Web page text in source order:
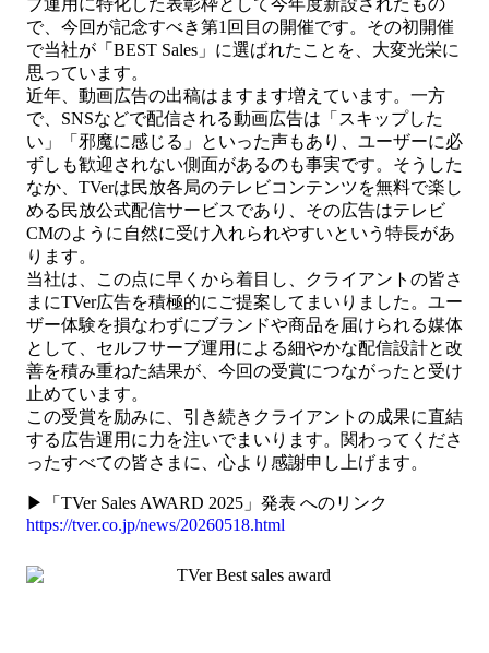
ブ運用に特化した表彰枠として今年度新設されたもの
で、今回が記念すべき第1回目の開催です。その初開催
で当社が「BEST Sales」に選ばれたことを、大変光栄に
思っています。
近年、動画広告の出稿はますます増えています。一方
で、SNSなどで配信される動画広告は「スキップした
い」「邪魔に感じる」といった声もあり、ユーザーに必
ずしも歓迎されない側面があるのも事実です。そうした
なか、TVerは民放各局のテレビコンテンツを無料で楽し
める民放公式配信サービスであり、その広告はテレビ
CMのように自然に受け入れられやすいという特長があ
ります。
当社は、この点に早くから着目し、クライアントの皆さ
まにTVer広告を積極的にご提案してまいりました。ユー
ザー体験を損なわずにブランドや商品を届けられる媒体
として、セルフサーブ運用による細やかな配信設計と改
善を積み重ねた結果が、今回の受賞につながったと受け
止めています。
この受賞を励みに、引き続きクライアントの成果に直結
する広告運用に力を注いでまいります。関わってくださ
ったすべての皆さまに、心より感謝申し上げます。
▶「TVer Sales AWARD 2025」発表 へのリンク
https://tver.co.jp/news/20260518.html